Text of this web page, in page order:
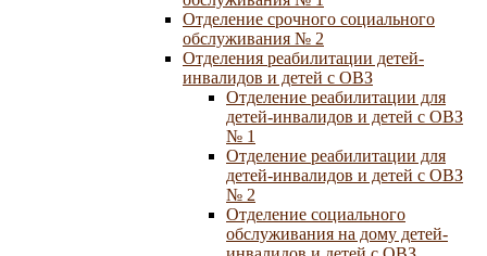
Отделение срочного социального
обслуживания № 2
Отделения реабилитации детей-
инвалидов и детей с ОВЗ
Отделение реабилитации для
детей-инвалидов и детей с ОВЗ
№ 1
Отделение реабилитации для
детей-инвалидов и детей с ОВЗ
№ 2
Отделение социального
обслуживания на дому детей-